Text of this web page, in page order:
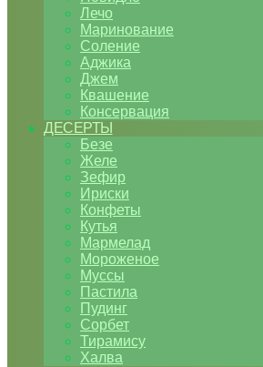
Лечо
Маринование
Соление
Аджика
Джем
Квашение
Консервация
ДЕСЕРТЫ
Безе
Желе
Зефир
Ириски
Конфеты
Кутья
Мармелад
Мороженое
Муссы
Пастила
Пудинг
Сорбет
Тирамису
Халва